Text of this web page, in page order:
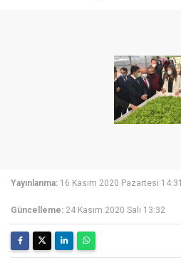
Yayınlanma: 16 Kasım 2020 Pazartesi 14:31
Güncelleme: 24 Kasım 2020 Salı 13:32